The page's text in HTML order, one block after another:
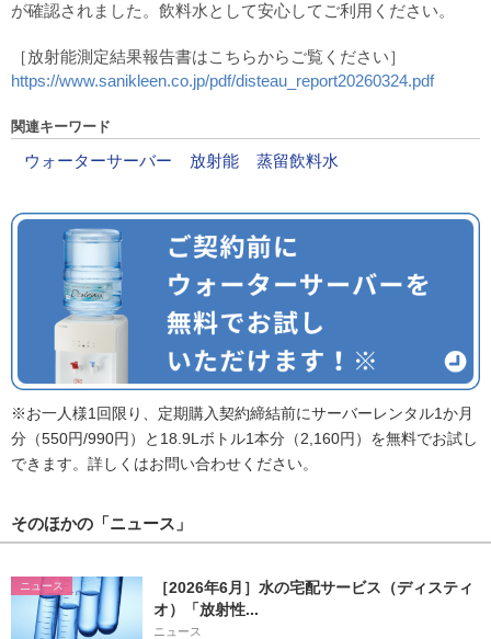
が確認されました。飲料水として安心してご利用ください。
［放射能測定結果報告書はこちらからご覧ください］
https://www.sanikleen.co.jp/pdf/disteau_report20260324.pdf
関連キーワード
ウォーターサーバー 放射能 蒸留飲料水
※お一人様1回限り、定期購入契約締結前にサーバーレンタル1か月
分（550円/990円）と18.9Lボトル1本分（2,160円）を無料でお試し
できます。詳しくはお問い合わせください。
そのほかの「ニュース」
ニュース
［2026年6月］水の宅配サービス（ディスティ
オ）「放射性...
ニュース